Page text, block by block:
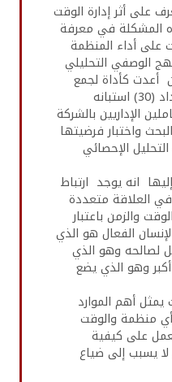
على أثر إدارة الوقت
المشكلة في معرفة
على أداء المنظمة
الوصفي التحليلي
أعدت كأداة لجمع
بيانات البحث وتم اعتماد وإعداد (30) استبانه
العاملين الإداريين بالشركة
واختبار فرضيتها
الإحصائي
انه يوجد ارتباط
في العلاقة متعددة
والزمن باعتبار
الفعال هو الذي
لصالحه وهو الذي
وهو الذي يضع
أهم الموارد
منظمة والوقت
على كيفية
يسبب إلى ضياع